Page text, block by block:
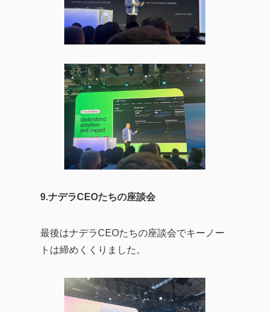
9.ナデラCEOたちの座談会
最後はナデラCEOたちの座談会でキーノー
トは締めくくりました。